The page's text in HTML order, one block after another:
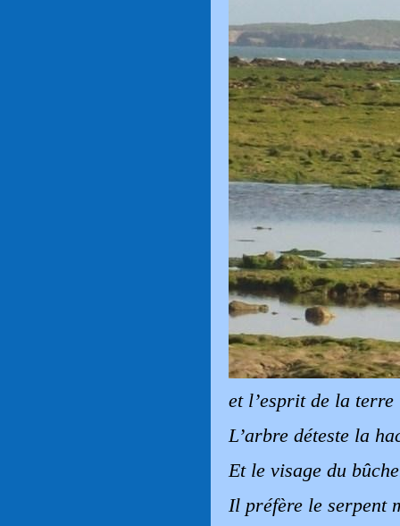
et l’esprit de la terre
L’arbre déteste la
Et le visage du
Il préfère le serpent